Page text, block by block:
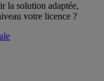
la solution adaptée,
votre licence ?